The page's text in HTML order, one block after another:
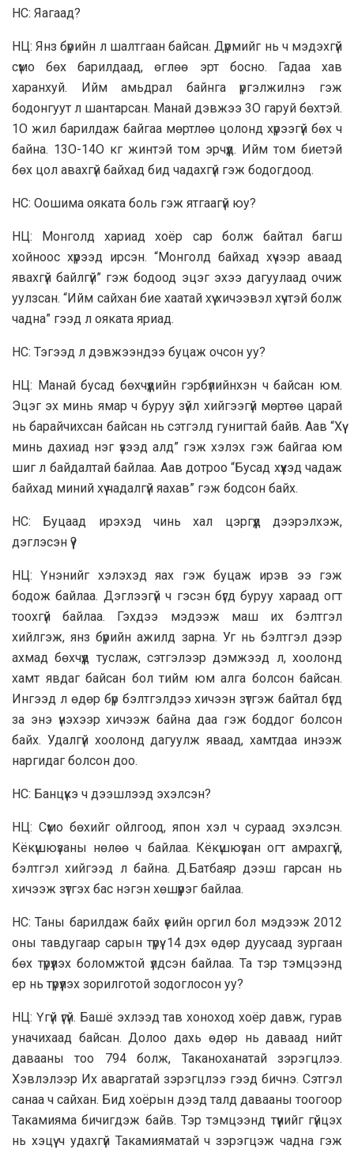
НС: Яагaaд?
НЦ: Янз бүрийн л шалтгаан байсан. Дүрмийг нь ч мэдэхгүй
сүмо бөх барилдаад, өглөө эрт босно. Гадаа хав
харанхуй. Ийм амьдрал байнга үргэлжилнэ гэж
бодонгуут л шантарсан. Манай дэвжээ 3O гаруй бөхтэй.
1O жил барилдаж байгаа мөртлөө цолонд хүрээгүй бөх ч
байна. 13O-14O кг жинтэй том эрчүүд. Ийм том биетэй
бөх цол авахгүй байхад бид чадахгүй гэж бодогдоод.
НС: Оошима ояката боль гэж ятгаагүй юу?
НЦ: Монголд хариад хоёр сар болж байтал багш
хойноос хүрээд ирсэн. “Монголд байхад хүчээр аваад
явахгүй байлгүй” гэж бодоод эцэг эхээ дагуулаад очиж
уулзсан. “Ийм сайхан бие хаатай хүү хичээвэл хүчтэй болж
чадна” гээд л ояката яриад.
НС: Тэгээд л дэвжээндээ буцаж очсон уу?
НЦ: Манай бусад бөхчүүдийн гэрбүлийнхэн ч байсан юм.
Эцэг эх минь ямар ч буруу зүйл хийгээгүй мөртөө царай
нь барайчихсан байсан нь сэтгэлд гунигтай байв. Аав “Хүү
минь дахиад нэг үзээд алд” гэж хэлэх гэж байгаа юм
шиг л байдалтай байлаа. Аав дотроо “Бусад хүүхэд чадаж
байхад миний хүү чадалгүй яахав” гэж бодсон байх.
НС: Буцаад ирэхэд чинь хал цэргүүд дээрэлхэж,
дэглэсэн үү?
НЦ: Үнэнийг хэлэхэд яах гэж буцаж ирэв ээ гэж
бодож байлаа. Дэглээгүй ч гэсэн бүгд буруу хараад огт
тоохгүй байлаа. Гэхдээ мэдээж маш их бэлтгэл
хийлгэж, янз бүрийн ажилд зарна. Уг нь бэлтгэл дээр
ахмад бөхчүүд туслаж, сэтгэлээр дэмжээд л, хоолонд
хамт явдаг байсан бол тийм юм алга болсон байсан.
Ингээд л өдөр бүр бэлтгэлдээ хичээн зүтгэж байтал бүгд
за энэ үнэхээр хичээж байна даа гэж боддог болсон
байх. Удалгүй хоолонд дагуулж яваад, хамтдаа инээж
наргидаг болсон доо.
НС: Банцүкэ ч дээшлээд эхэлсэн?
НЦ: Сүмо бөхийг ойлгоод, япон хэл ч сураад эхэлсэн.
Кёкүшюүзаны нөлөө ч байлаа. Кёкүшюүзан огт амрахгүй,
бэлтгэл хийгээд л байна. Д.Батбаяр дээш гарсан нь
хичээж зүтгэх бас нэгэн хөшүүрэг байлаа.
НС: Таны барилдаж байх үеийн оргил бол мэдээж 2012
оны тавдугаар сарын түрүү. 14 дэх өдөр дуусаад зургаан
бөх түрүүлэх боломжтой үлдсэн байлаа. Та тэр тэмцээнд
ер нь түрүүлэх зорилготой зодоглосон уу?
НЦ: Үгүй үгүй. Башё эхлээд тав хоноход хоёр давж, гурав
уначихаад байсан. Долоо дахь өдөр нь даваад нийт
давааны тоо 794 болж, Таканоханатай зэрэгцлээ.
Хэвлэлээр Их аваргатай зэрэгцлээ гээд бичнэ. Сэтгэл
санаа ч сайхан. Бид хоёрын дээд талд давааны тоогоор
Такамияма бичигдэж байв. Тэр тэмцээнд түүнийг гүйцэх
нь хэцүү ч удахгүй Такамияматай ч зэрэгцэж чадна гэж